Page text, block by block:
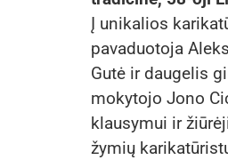
Į unikalios
pavaduotoja
Gutė ir daugelis
mokytojo Jono
klausymui ir
žymių